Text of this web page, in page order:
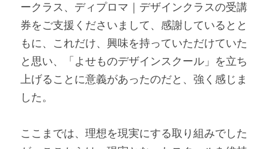
ークラス、ディプロマ｜デザインクラスの受講
券をご支援くださいまして、感謝しているとと
もに、これだけ、興味を持っていただけていた
と思い、「よせものデザインスクール」を立ち
上げることに意義があったのだと、強く感じま
した。
ここまでは、理想を現実にする取り組みでした